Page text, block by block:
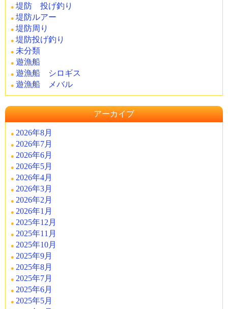
堤防 投げ釣り
堤防ルアー
堤防周り
堤防投げ釣り
未分類
遊漁船
遊漁船 シロギス
遊漁船 メバル
アーカイブ
2026年8月
2026年7月
2026年6月
2026年5月
2026年4月
2026年3月
2026年2月
2026年1月
2025年12月
2025年11月
2025年10月
2025年9月
2025年8月
2025年7月
2025年6月
2025年5月